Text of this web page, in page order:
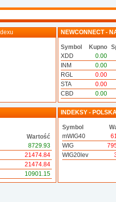
NEWCONNECT -
Symbol Kupno
XDD
0.00
INM
0.00
RGL
0.00
STA
0.00
CBD
0.00
Wartość
8729.93
21474.84
21474.84
10901.15
INDEKSY -
Symbol
mWIG40
WIG
WIG20lev